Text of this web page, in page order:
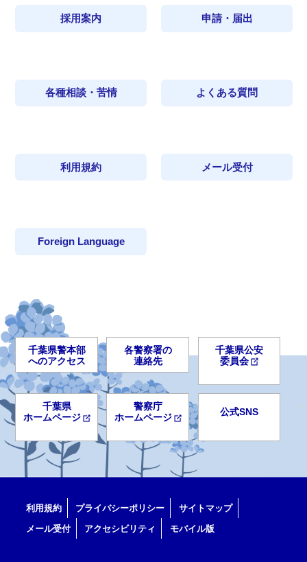
採用案内 申請・届出
各種相談・苦情 よくある質問
利用規約 メール受付
Foreign Language
千葉県警本部
へのアクセス
各警察署の
連絡先
千葉県公安
委員会
千葉県
ホームページ
警察庁
ホームページ
公式SNS
利用規約 プライバシーポリシー
サイトマップ
メール受付
アクセシビリティ モバイル版